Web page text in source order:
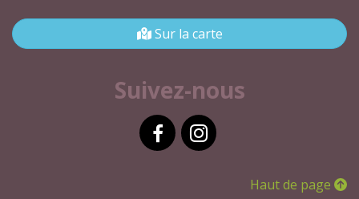
Sur la carte
Suivez-nous
Haut de page